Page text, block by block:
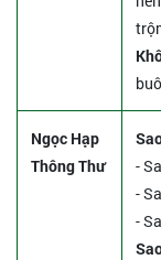
Ngọc Hạp
Thông Thư
-
-
-